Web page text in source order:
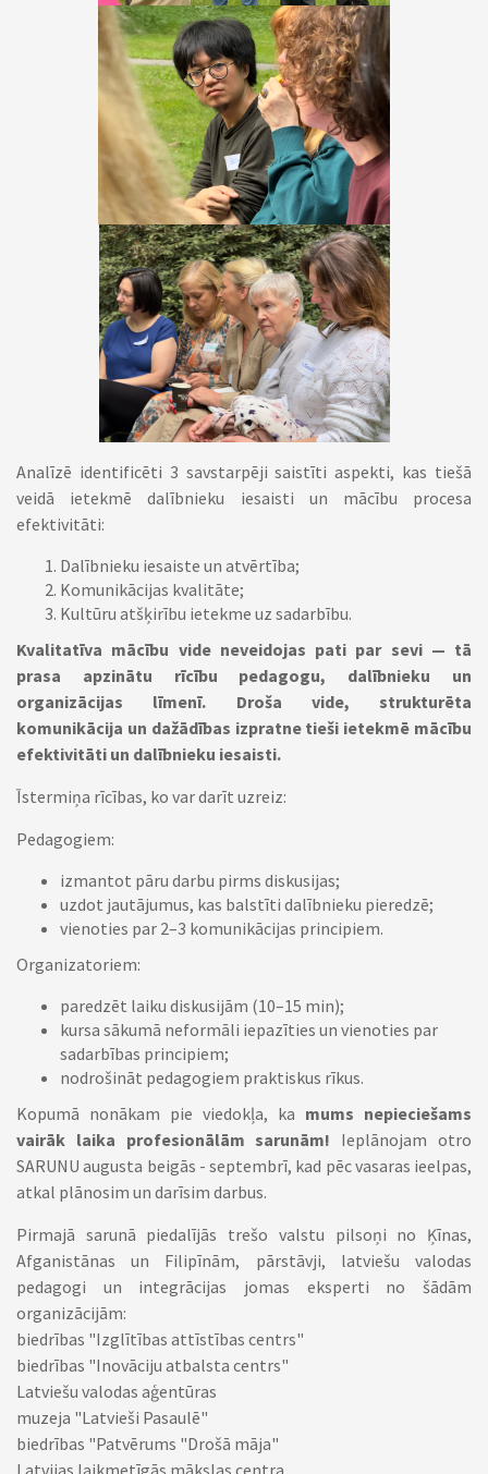
Analīzē identificēti 3 savstarpēji saistīti aspekti, kas tiešā
veidā ietekmē dalībnieku iesaisti un mācību procesa
efektivitāti:
Dalībnieku iesaiste un atvērtība;
Komunikācijas kvalitāte;
Kultūru atšķirību ietekme uz sadarbību.
Kvalitatīva mācību vide neveidojas pati par sevi — tā
prasa apzinātu rīcību pedagogu, dalībnieku un
organizācijas līmenī. Droša vide, strukturēta
komunikācija un dažādības izpratne tieši ietekmē mācību
efektivitāti un dalībnieku iesaisti.
Īstermiņa rīcības, ko var darīt uzreiz:
Pedagogiem:
izmantot pāru darbu pirms diskusijas;
uzdot jautājumus, kas balstīti dalībnieku pieredzē;
vienoties par 2–3 komunikācijas principiem.
Organizatoriem:
paredzēt laiku diskusijām (10–15 min);
kursa sākumā neformāli iepazīties un vienoties par
sadarbības principiem;
nodrošināt pedagogiem praktiskus rīkus.
Kopumā nonākam pie viedokļa, ka mums nepieciešams
vairāk laika profesionālām sarunām! Ieplānojam otro
SARUNU augusta beigās - septembrī, kad pēc vasaras ieelpas,
atkal plānosim un darīsim darbus.
Pirmajā sarunā piedalījās trešo valstu pilsoņi no Ķīnas,
Afganistānas un Filipīnām, pārstāvji, latviešu valodas
pedagogi un integrācijas jomas eksperti no šādām
organizācijām:
biedrības "Izglītības attīstības centrs"
biedrības "Inovāciju atbalsta centrs"
Latviešu valodas aģentūras
muzeja "Latvieši Pasaulē"
biedrības "Patvērums "Drošā māja"
Latvijas laikmetīgās mākslas centra